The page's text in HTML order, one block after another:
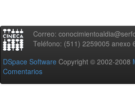
Correo:
Teléfono: (511) 2259005 anexo
DSpace Software Copyright © 2002-2008
Comentarios